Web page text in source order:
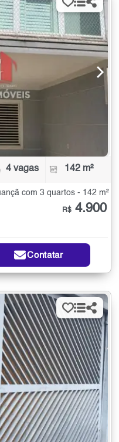
4 vagas 142 m²
com 3 quartos - 142 m²
R$ 4.900
Contatar